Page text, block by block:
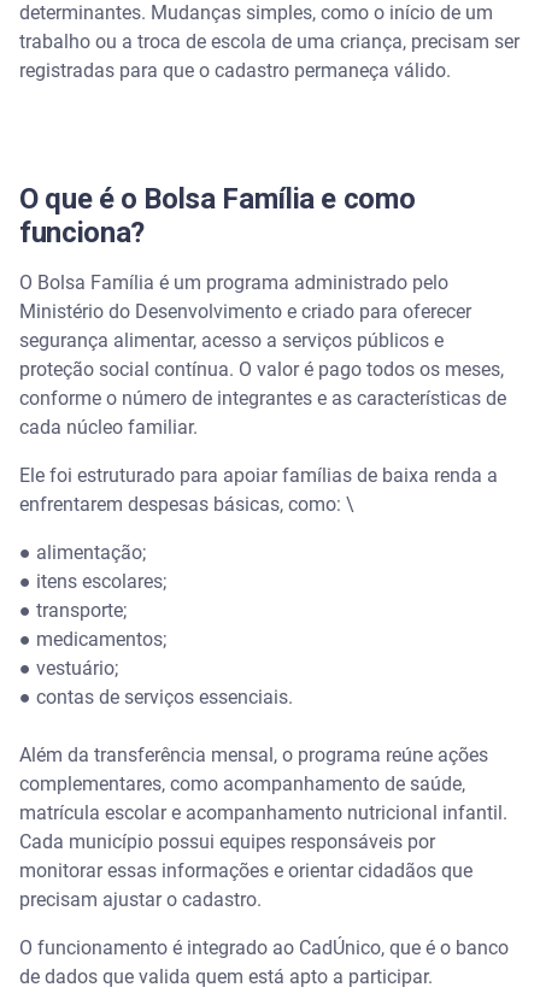
O que fazer se o cadastro for negado?
Organize sua vida financeira e evite imprevistos
Perguntas frequentes sobre bolsa família
O que é o Bolsa Família?
Quem tem direito ao Bolsa Família?
Quem mora sozinho pode receber Bolsa Família?
Quais são os valores pagos pelo Bolsa Família?
Como fazer o cadastro no Bolsa Família?
determinantes. Mudanças simples, como o início de um
trabalho ou a troca de escola de uma criança, precisam ser
registradas para que o cadastro permaneça válido.
O que é o Bolsa Família e como
funciona?
O Bolsa Família é um programa administrado pelo
Ministério do Desenvolvimento e criado para oferecer
segurança alimentar, acesso a serviços públicos e
proteção social contínua. O valor é pago todos os meses,
conforme o número de integrantes e as características de
cada núcleo familiar.
Ele foi estruturado para apoiar famílias de baixa renda a
enfrentarem despesas básicas, como: \
● alimentação;
● itens escolares;
● transporte;
● medicamentos;
● vestuário;
● contas de serviços essenciais.
Além da transferência mensal, o programa reúne ações
complementares, como acompanhamento de saúde,
matrícula escolar e acompanhamento nutricional infantil.
Cada município possui equipes responsáveis por
monitorar essas informações e orientar cidadãos que
precisam ajustar o cadastro.
O funcionamento é integrado ao CadÚnico, que é o banco
de dados que valida quem está apto a participar.